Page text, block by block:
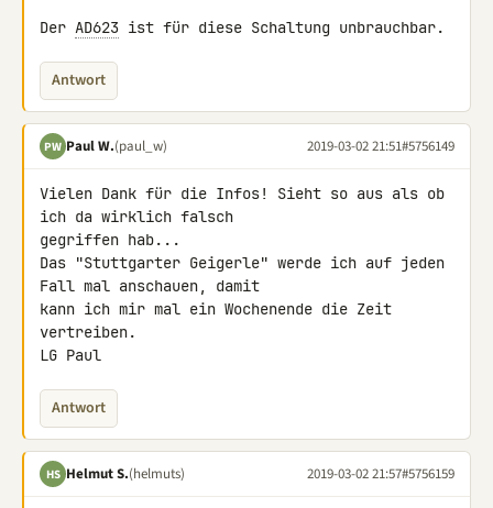
Der AD623 ist für diese Schaltung unbrauchbar.
Antwort
PW Paul W.(paul_w) 2019-03-02 21:51#5756149
Vielen Dank für die Infos! Sieht so aus als ob
ich da wirklich falsch
gegriffen hab...
Das "Stuttgarter Geigerle" werde ich auf jeden
Fall mal anschauen, damit
kann ich mir mal ein Wochenende die Zeit
vertreiben.
LG Paul
Antwort
HS Helmut S.(helmuts) 2019-03-02 21:57#5756159